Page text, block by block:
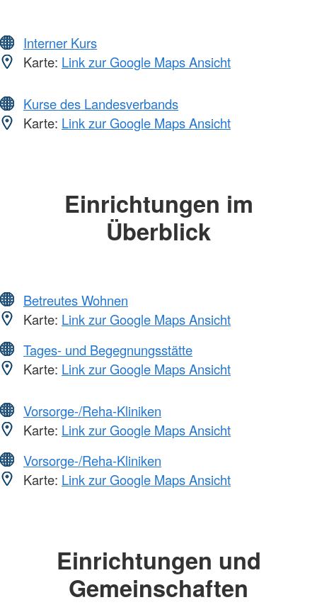
Interner Kurs
Karte: Link zur Google Maps Ansicht
Kurse des Landesverbands
Karte: Link zur Google Maps Ansicht
Einrichtungen im
Überblick
Betreutes Wohnen
Karte: Link zur Google Maps Ansicht
Tages- und Begegnungsstätte
Karte: Link zur Google Maps Ansicht
Vorsorge-/Reha-Kliniken
Karte: Link zur Google Maps Ansicht
Vorsorge-/Reha-Kliniken
Karte: Link zur Google Maps Ansicht
Einrichtungen und
Gemeinschaften